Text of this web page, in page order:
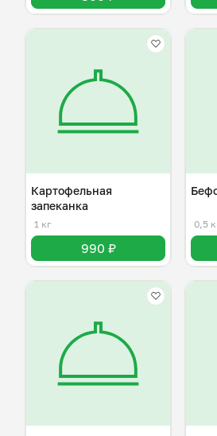
Картофельная
запеканка
1 кг
990 ₽
0,5